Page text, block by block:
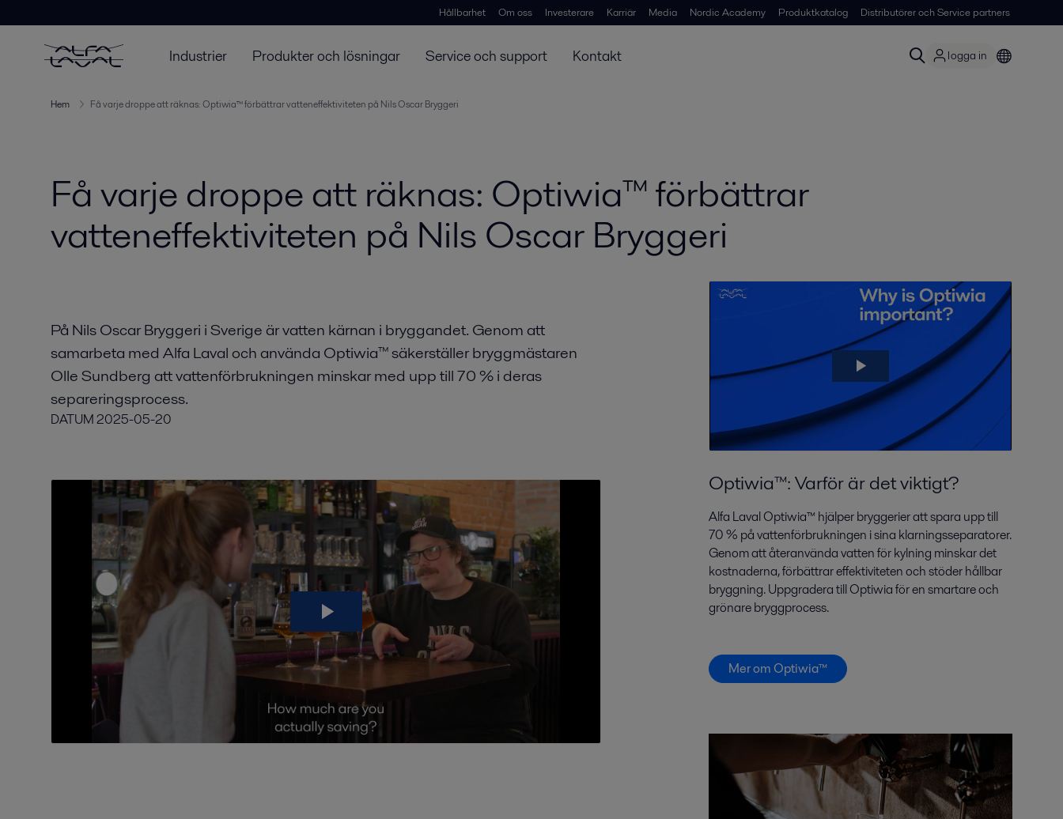
Hållbarhet Om oss Investerare Karriär Media Nordic Academy Produktkatalog Distributörer och Service partners
Industrier Produkter och lösningar Service och support Kontakt logga in
Hem Få varje droppe att räknas: Optiwia™ förbättrar vatteneffektiviteten på Nils Oscar Bryggeri
Få varje droppe att räknas: Optiwia™ förbättrar
vatteneffektiviteten på Nils Oscar Bryggeri
På Nils Oscar Bryggeri i Sverige är vatten kärnan i bryggandet. Genom att
samarbeta med Alfa Laval och använda Optiwia™ säkerställer bryggmästaren
Olle Sundberg att vattenförbrukningen minskar med upp till 70 % i deras
separeringsprocess.
DATUM2025-05-20
Optiwia™: Varför är det viktigt?
Alfa Laval Optiwia™ hjälper bryggerier att spara upp till
70 % på vattenförbrukningen i sina klarningsseparatorer.
Genom att återanvända vatten för kylning minskar det
kostnaderna, förbättrar effektiviteten och stöder hållbar
bryggning. Uppgradera till Optiwia för en smartare och
grönare bryggprocess.
Mer om Optiwia™